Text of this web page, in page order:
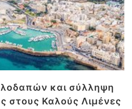
και σύλληψη
στους Καλούς Λιμένες